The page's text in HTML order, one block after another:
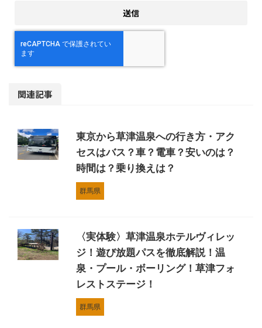
関連記事
東京から草津温泉への行き方・アク
セスはバス？車？電車？安いのは？
時間は？乗り換えは？
群馬県
〈実体験〉草津温泉ホテルヴィレッ
ジ！遊び放題パスを徹底解説！温
泉・プール・ボーリング！草津フォ
レストステージ！
群馬県